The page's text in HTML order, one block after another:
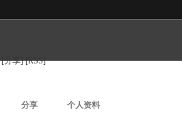
[分享] [RSS]
分享 个人资料